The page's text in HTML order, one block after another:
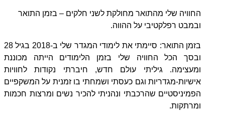
החוויה שלי מהתואר מחולקת לשני חלקים – בזמן התואר
ובמבט רפלקטיבי על ההווה.
בזמן התואר: סיימתי את לימודי המגדר שלי ב-2018 בגיל 28
ובסך הכל החוויה שלי בזמן הלימודים הייתה מכוננת
ומעצימה. גיליתי עולם חדש, חיברתי נקודות לחוויות
אישיות-מגדריות וגם כעסתי ושמחתי בו זמנית על המשקפיים
הפמיניסטיים שהרכבתי ונהניתי להכיר נשים ומרצות חכמות
ומרתקות.